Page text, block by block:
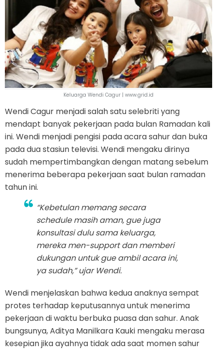
Keluarga Wendi Cagur | www.grid.id
Wendi Cagur menjadi salah satu selebriti yang
mendapt banyak pekerjaan pada bulan Ramadan kali
ini. Wendi menjadi pengisi pada acara sahur dan buka
pada dua stasiun televisi. Wendi mengaku dirinya
sudah mempertimbangkan dengan matang sebelum
menerima beberapa pekerjaan saat bulan ramadan
tahun ini.
“Kebetulan memang secara
schedulemasih aman, gue juga
konsultasi dulu sama keluarga,
mereka men-supportdan memberi
dukungan untuk gue ambil acara ini,
ya sudah,” ujar Wendi.
Wendi menjelaskan bahwa kedua anaknya sempat
protes terhadap keputusannya untuk menerima
pekerjaan di waktu berbuka puasa dan sahur. Anak
bungsunya, Aditya Manilkara Kauki mengaku merasa
kesepian jika ayahnya tidak ada saat momen sahur